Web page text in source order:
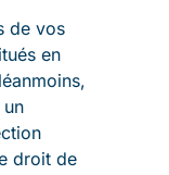
de vos
en
droit de